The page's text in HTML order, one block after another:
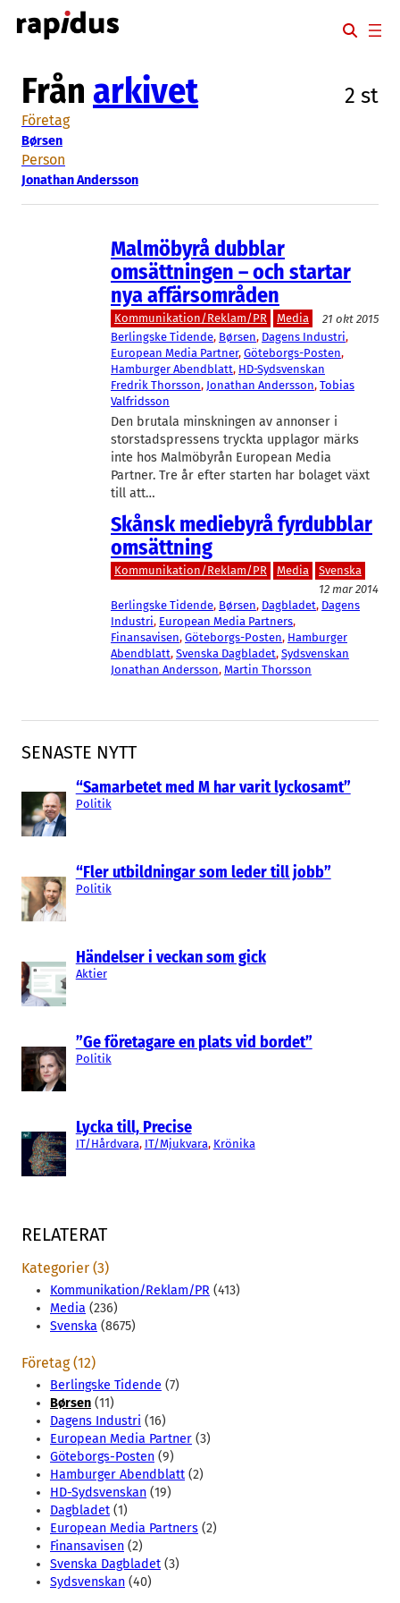
Hoppa
till
SENASTE NYTT
“Samarbetet med M har varit lyckosamt”
Politik
“Fler utbildningar som leder till jobb”
Politik
Händelser i veckan som gick
Aktier
”Ge företagare en plats vid bordet”
Politik
Lycka till, Precise
IT/Hårdvara, IT/Mjukvara, Krönika
Från arkivet 2 st
Företag
Børsen
Person
Jonathan Andersson
Malmöbyrå dubblar
omsättningen – och startar
nya affärsområden
Kommunikation/Reklam/PR Media
21 okt 2015
Berlingske Tidende, Børsen, Dagens Industri
European Media Partner, Göteborgs-Posten
Hamburger Abendblatt, HD-Sydsvenskan
Fredrik Thorsson, Jonathan Andersson, Tobias
Valfridsson
Den brutala minskningen av annonser i
storstadspressens tryckta upplagor märks
inte hos Malmöbyrån European Media
Partner. Tre år efter starten har bolaget växt
till att…
Skånsk mediebyrå fyrdubblar
omsättning
Kommunikation/Reklam/PR Media
Svenska
12 mar 2014
Berlingske Tidende, Børsen, Dagbladet, Dagens
Industri, European Media Partners
Finansavisen, Göteborgs-Posten, Hamburger
Abendblatt, Svenska Dagbladet, Sydsvenskan
Jonathan Andersson, Martin Thorsson
RELATERAT
Kategorier (3)
Kommunikation/Reklam/PR (413)
Media (236)
Svenska (8675)
Företag (12)
Berlingske Tidende (7)
Børsen (11)
Dagens Industri (16)
European Media Partner (3)
Göteborgs-Posten (9)
Hamburger Abendblatt (2)
HD-Sydsvenskan (19)
Dagbladet (1)
European Media Partners (2)
Finansavisen (2)
Svenska Dagbladet (3)
Sydsvenskan (40)